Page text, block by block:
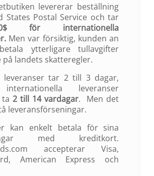
levererar beställning
States Postal Service och tar
för internationella
Men var försiktig, kunden an
ytterligare tullavgifter
på landets skatteregler.
leveranser tar 2 till 3 dagar,
leveranser
ta 2 till 14 vardagar. Men det
leveransförseningar.
kan enkelt betala för sina
med kreditkort.
accepterar Visa,
American Express och